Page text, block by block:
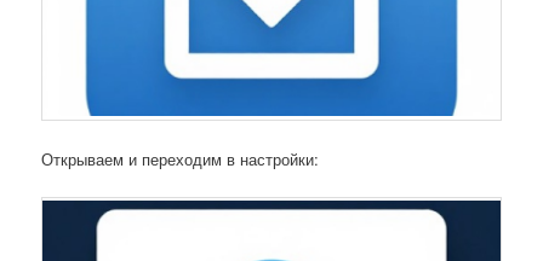
Открываем и переходим в настройки: